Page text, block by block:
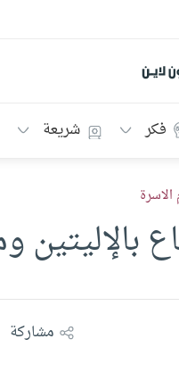
لاين
فكر شريعة
بالإليتين
مشاركة